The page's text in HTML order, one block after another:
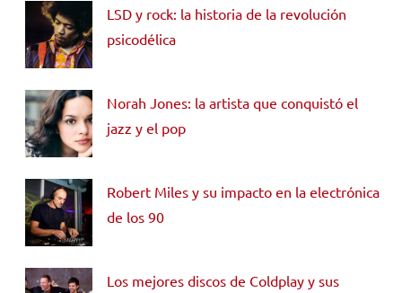
LSD y rock: la historia de la revolución
psicodélica
Norah Jones: la artista que conquistó el
jazz y el pop
Robert Miles y su impacto en la electrónica
de los 90
Los mejores discos de Coldplay y sus